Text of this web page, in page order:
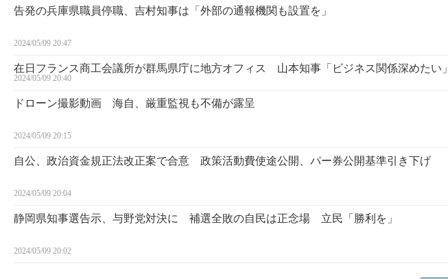
告発の兵庫県職員停職、吉村知事は「外部の通報機関も設置を」
2024/05/09 20:47
在日フランス商工会議所が群馬県庁に地方オフィス 山本知事「ビジネス関係深めたい」
2024/05/09 20:40
ドローン撮影動画 海自、厳重監視も不備が露呈
2024/05/09 20:15
自公、政治資金規正法改正案で合意 政策活動費使途公開、パー券公開基準引き下げ
2024/05/09 20:04
静岡県知事選告示、与野党対決に 補選全敗の自民は正念場 立民「勝利を」
2024/05/09 20:02